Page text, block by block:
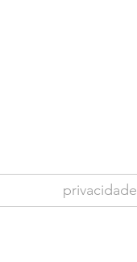
privacidade